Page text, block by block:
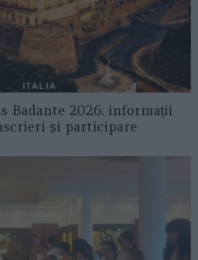
ITALIA
Badante 2026: informații
și participare